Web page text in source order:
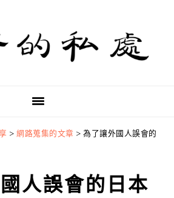
>網路蒐集的文章 >為了讓外國人誤會的
人誤會的日本